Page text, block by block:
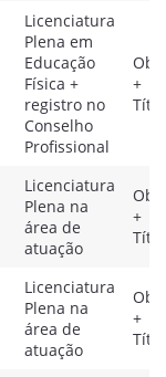
Licenciatura
Plena em
Educação
Física +
registro no
Conselho
Profissional
+
Licenciatura
Plena na
área de
atuação
+
Licenciatura
Plena na
área de
atuação
+